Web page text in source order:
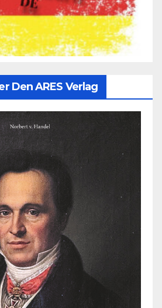
Den ARES Verlag